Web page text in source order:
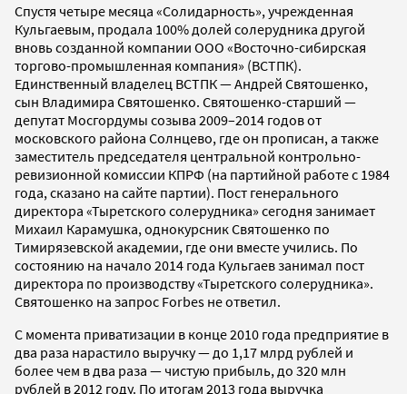
Спустя четыре месяца «Солидарность», учрежденная
Кульгаевым, продала 100% долей солерудника другой
вновь созданной компании ООО «Восточно-сибирская
торгово-промышленная компания» (ВСТПК).
Единственный владелец ВСТПК — Андрей Святошенко,
сын Владимира Святошенко. Святошенко-старший —
депутат Мосгордумы созыва 2009–2014 годов от
московского района Солнцево, где он прописан, а также
заместитель председателя центральной контрольно-
ревизионной комиссии КПРФ (на партийной работе с 1984
года, сказано на сайте партии). Пост генерального
директора «Тыретского солерудника» сегодня занимает
Михаил Карамушка, однокурсник Святошенко по
Тимирязевской академии, где они вместе учились. По
состоянию на начало 2014 года Кульгаев занимал пост
директора по производству «Тыретского солерудника».
Святошенко на запрос Forbes не ответил.
С момента приватизации в конце 2010 года предприятие в
два раза нарастило выручку — до 1,17 млрд рублей и
более чем в два раза — чистую прибыль, до 320 млн
рублей в 2012 году. По итогам 2013 года выручка